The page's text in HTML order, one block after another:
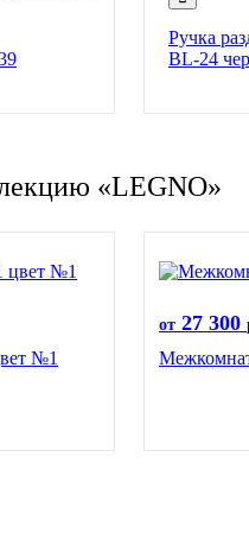
Ручка
BL-24
«LEGNO»
№1
от 27 300